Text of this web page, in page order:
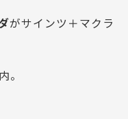
がサインツ＋マクラ
。